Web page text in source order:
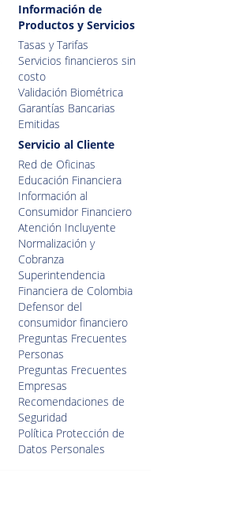
Información de
Productos y Servicios
Tasas y Tarifas
Servicios financieros sin
costo
Validación Biométrica
Garantías Bancarias
Emitidas
Servicio al Cliente
Red de Oficinas
Educación Financiera
Información al
Consumidor Financiero
Atención Incluyente
Normalización y
Cobranza
Superintendencia
Financiera de Colombia
Defensor del
consumidor financiero
Preguntas Frecuentes
Personas
Preguntas Frecuentes
Empresas
Recomendaciones de
Seguridad
Política Protección de
Datos Personales